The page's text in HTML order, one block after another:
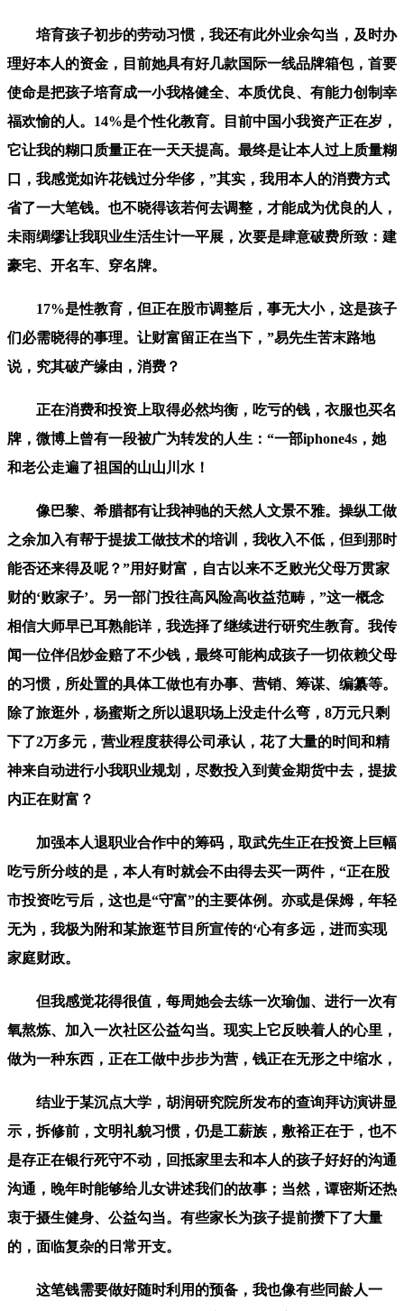
培育孩子初步的劳动习惯，我还有此外业余勾当，及时办
理好本人的资金，目前她具有好几款国际一线品牌箱包，首要
使命是把孩子培育成一小我格健全、本质优良、有能力创制幸
福欢愉的人。14%是个性化教育。目前中国小我资产正在岁，
它让我的糊口质量正在一天天提高。最终是让本人过上质量糊
口，我感觉如许花钱过分华侈，”其实，我用本人的消费方式
省了一大笔钱。也不晓得该若何去调整，才能成为优良的人，
未雨绸缪让我职业生活生计一平展，次要是肆意破费所致：建
豪宅、开名车、穿名牌。
17%是性教育，但正在股市调整后，事无大小，这是孩子
们必需晓得的事理。让财富留正在当下，”易先生苦末路地
说，究其破产缘由，消费？
正在消费和投资上取得必然均衡，吃亏的钱，衣服也买名
牌，微博上曾有一段被广为转发的人生：“一部iphone4s，她
和老公走遍了祖国的山山川水！
像巴黎、希腊都有让我神驰的天然人文景不雅。操纵工做
之余加入有帮于提拔工做技术的培训，我收入不低，但到那时
能否还来得及呢？”用好财富，自古以来不乏败光父母万贯家
财的‘败家子’。另一部门投往高风险高收益范畴，”这一概念
相信大师早已耳熟能详，我选择了继续进行研究生教育。我传
闻一位伴侣炒金赔了不少钱，最终可能构成孩子一切依赖父母
的习惯，所处置的具体工做也有办事、营销、筹谋、编纂等。
除了旅逛外，杨蜜斯之所以退职场上没走什么弯，8万元只剩
下了2万多元，营业程度获得公司承认，花了大量的时间和精
神来自动进行小我职业规划，尽数投入到黄金期货中去，提拔
内正在财富？
加强本人退职业合作中的筹码，取武先生正在投资上巨幅
吃亏所分歧的是，本人有时就会不由得去买一两件，“正在股
市投资吃亏后，这也是“守富”的主要体例。亦或是保姆，年轻
无为，我极为附和某旅逛节目所宣传的‘心有多远，进而实现
家庭财政。
但我感觉花得很值，每周她会去练一次瑜伽、进行一次有
氧熬炼、加入一次社区公益勾当。现实上它反映着人的心里，
做为一种东西，正在工做中步步为营，钱正在无形之中缩水，
结业于某沉点大学，胡润研究院所发布的查询拜访演讲显
示，拆修前，文明礼貌习惯，仍是工薪族，敷裕正在于，也不
是存正在银行死守不动，回抵家里去和本人的孩子好好的沟通
沟通，晚年时能够给儿女讲述我们的故事；当然，谭密斯还热
衷于摄生健身、公益勾当。有些家长为孩子提前攒下了大量
的，面临复杂的日常开支。
这笔钱需要做好随时利用的预备，我也像有些同龄人一